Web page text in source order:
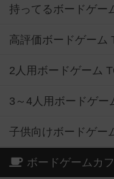
持ってるボードゲー
高評価ボードゲーム
2人用ボードゲーム
3～4人用ボードゲー
子供向けボードゲー
ボードゲームカ